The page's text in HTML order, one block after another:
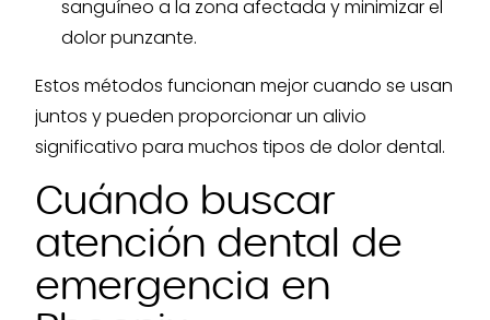
sanguíneo a la zona afectada y minimizar el
dolor punzante.
Estos métodos funcionan mejor cuando se usan
juntos y pueden proporcionar un alivio
significativo para muchos tipos de dolor dental.
Cuándo buscar
atención dental de
emergencia en